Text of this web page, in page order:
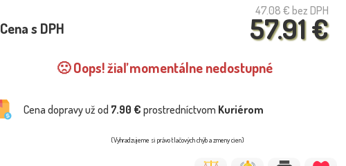
47.08 € bez DPH
57.91 €
Cena s DPH
🙁 Oops! žiaľ momentálne nedostupné
Cena dopravy už od 7.90 € prostredníctvom Kuriérom
(Vyhradzujeme si právo tlačových chýb a zmeny cien)